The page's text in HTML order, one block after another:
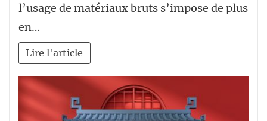
l’usage de matériaux bruts s’impose de plus
en…
Lire l'article